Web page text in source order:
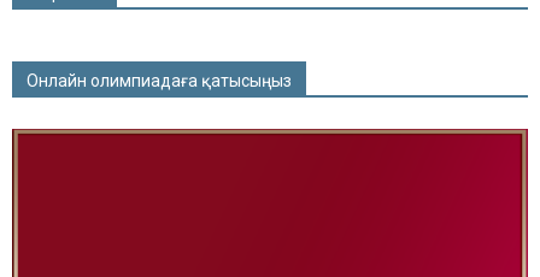
Онлайн олимпиадаға қатысыңыз